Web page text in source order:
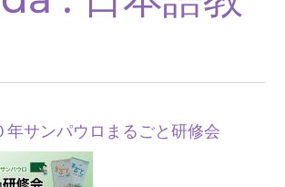
年サンパウロまるごと研修会